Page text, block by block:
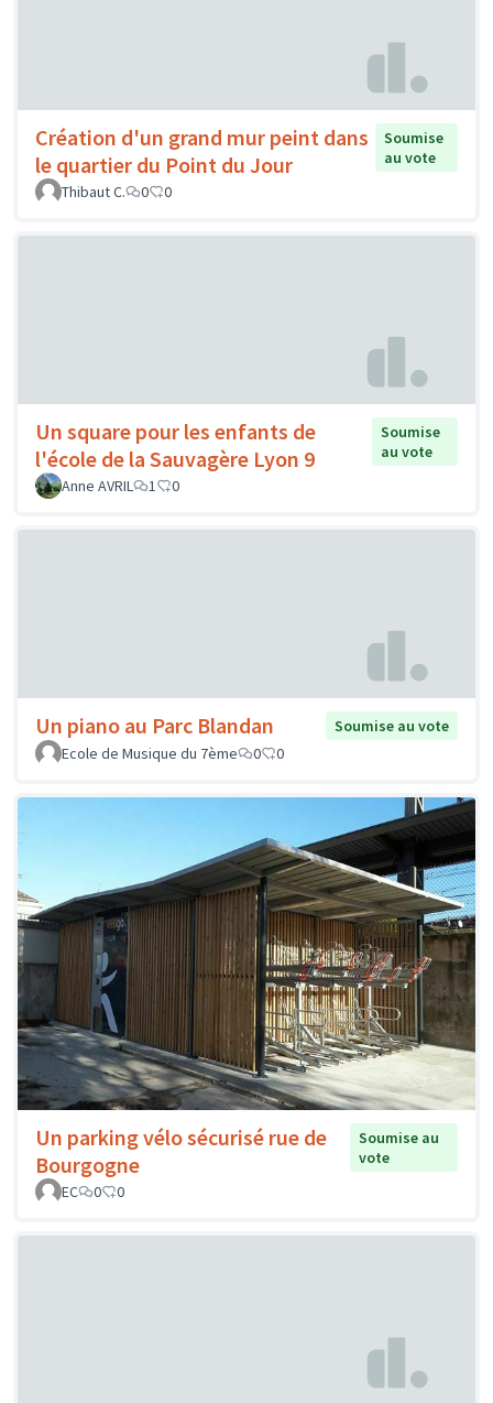
Création d'un grand mur peint dans
le quartier du Point du Jour
Soumise
au vote
Thibaut C.
0 0
Un square pour les enfants de
l'école de la Sauvagère Lyon 9
Soumise
au vote
Anne AVRIL
1 0
Un piano au Parc Blandan
Soumise au vote
Ecole de Musique du 7ème
0 0
Un parking vélo sécurisé rue de
Bourgogne
Soumise au
vote
EC
0 0